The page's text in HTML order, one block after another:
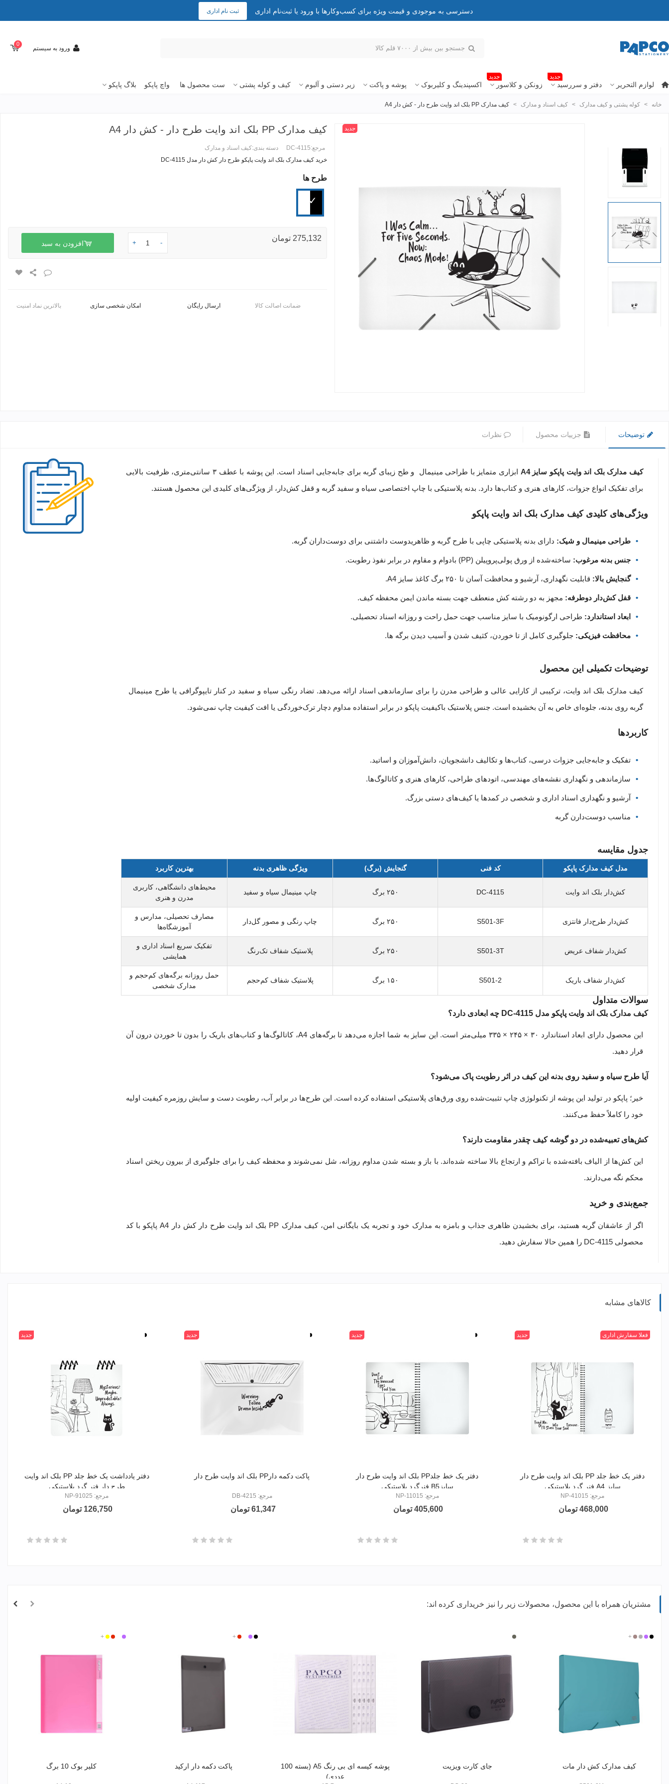
دسترسی به موجودی و قیمت ویژه برای کسب‌وکارها با ورود یا ثبت‌نام اداری ثبت نام اداری
ورود به سیستم
0
لوازم التحریر دفتر و سررسید
جدید
زونکن و کلاسور
جدید
اکسپندینگ و کلیربوک پوشه و پاکت زیر دستی و آلبوم کیف و کوله پشتی ست محصول ها واچ پاپکو بلاگ پاپکو
خانه > کوله پشتی و کیف مدارک > کیف اسناد و مدارک > کیف مدارک PP بلک اند وایت طرح دار - کش دار A4
جدید کیف مدارک PP بلک اند وایت طرح دار - کش دار A4
مرجع:DC-4115 دسته بندی:کیف اسناد و مدارک
خرید کیف مدارک بلک اند وایت پاپکو طرح دار کش دار مدل DC-4115
ادامه مطلب +
طرح ها
مشکی
275,132 تومان
-
+ افزودن به سبد
ضمانت اصالت کالا ارسال رایگان امکان شخصی سازی بالاترین نماد امنیت
توضیحات جزییات محصول نظرات
کیف مدارک بلک اند وایت پاپکو سایز A4
ابزاری متمایز با طراحی مینیمال و طح زیبای گربه برای جابه‌جایی اسناد است. این پوشه با عطف ۳ سانتی‌متری، ظرفیت بالایی
برای تفکیک انواع جزوات، کارهای هنری و کتاب‌ها دارد. بدنه پلاستیکی با چاپ اختصاصی سیاه و سفید گربه و قفل کش‌دار، از ویژگی‌های کلیدی این محصول هستند.
ویژگی‌های کلیدی کیف مدارک بلک اند وایت پاپکو
طراحی مینیمال و شیک: دارای بدنه پلاستیکی چاپی با طرح گربه و ظاهریدوست داشتنی برای دوست‌داران گربه.
جنس بدنه مرغوب: ساخته‌شده از ورق پولی‌پروپیلن (PP) بادوام و مقاوم در برابر نفوذ رطوبت.
گنجایش بالا: قابلیت نگهداری، آرشیو و محافظت آسان تا ۲۵۰ برگ کاغذ سایز A4.
قفل کش‌دار دوطرفه: مجهز به دو رشته کش منعطف جهت بسته ماندن ایمن محفظه کیف.
ابعاد استاندارد: طراحی ارگونومیک با سایز مناسب جهت حمل راحت و روزانه اسناد تحصیلی.
محافظت فیزیکی: جلوگیرى کامل از تا خوردن، کثیف شدن و آسیب دیدن برگه ها.
توضیحات تکمیلی این محصول
کیف مدارک بلک اند وایت، ترکیبی از کارایی عالی و طراحی مدرن را برای سازماندهی اسناد ارائه می‌دهد. تضاد رنگی سیاه و سفید در کنار تایپوگرافی یا طرح‌ مینیمال
گربه روی بدنه، جلوه‌ای خاص به آن بخشیده است. جنس پلاستیک باکیفیت پاپکو در برابر استفاده مداوم دچار ترک‌خوردگی یا افت کیفیت چاپ نمی‌شود.
کاربردها
تفکیک و جابه‌جایی جزوات درسی، کتاب‌ها و تکالیف دانشجویان، دانش‌آموزان و اساتید.
سازماندهی و نگهداری نقشه‌های مهندسی، اتودهای طراحی، کارهای هنری و کاتالوگ‌ها.
آرشیو و نگهداری اسناد اداری و شخصی در کمدها یا کیف‌های دستی بزرگ.
مناسب دوست‌دارن گربه
جدول مقایسه
مدل کیف مدارک پاپکو کد فنی گنجایش (برگ) ویژگی ظاهری بدنه بهترین کاربرد
کش‌دار بلک اند وایت DC-4115 ۲۵۰ برگ چاپ مینیمال سیاه و سفید
محیط‌های دانشگاهی، کاربری
مدرن و هنری
کش‌دار طرح‌دار فانتزی S501-3F ۲۵۰ برگ چاپ رنگی و مصور گل‌دار
مصارف تحصیلی، مدارس و
آموزشگاه‌ها
کش‌دار شفاف عریض S501-3T ۲۵۰ برگ پلاستیک شفاف تک‌رنگ
تفکیک سریع اسناد اداری و
همایشی
کش‌دار شفاف باریک S501-2 ۱۵۰ برگ پلاستیک شفاف کم‌حجم
حمل روزانه برگه‌های کم‌حجم و
مدارک شخصی
سوالات متداول
کیف مدارک بلک اند وایت پاپکو مدل DC-4115 چه ابعادی دارد؟
این محصول دارای ابعاد استاندارد ۳۰ × ۲۴۵ × ۳۳۵ میلی‌متر است. این سایز به شما اجازه می‌دهد تا برگه‌های A4، کاتالوگ‌ها و کتاب‌های باریک را بدون تا خوردن درون آن
قرار دهید.
آیا طرح سیاه و سفید روی بدنه این کیف در اثر رطوبت پاک می‌شود؟
خیر؛ پاپکو در تولید این پوشه از تکنولوژی چاپ تثبیت‌شده روی ورق‌های پلاستیکی استفاده کرده است. این طرح‌ها در برابر آب، رطوبت دست و سایش روزمره کیفیت اولیه
خود را کاملاً حفظ می‌کنند.
کش‌های تعبیه‌شده در دو گوشه کیف چقدر مقاومت دارند؟
این کش‌ها از الیاف بافته‌شده با تراکم و ارتجاع بالا ساخته شده‌اند. با باز و بسته شدن مداوم روزانه، شل نمی‌شوند و محفظه کیف را برای جلوگیری از بیرون ریختن اسناد
محکم نگه می‌دارند.
جمع‌بندی و خرید
اگر از عاشقان گربه هستید، برای بخشیدن ظاهری جذاب و بامزه به مدارک خود و تجربه یک بایگانی امن، کیف مدارک PP بلک اند وایت طرح دار کش دار A4 پاپکو با کد
محصولی DC-4115 را همین حالا سفارش دهید.
کالاهای مشابه
سفید
مشکی
جدید فعلا سفارش اداری
دفتر یک خط جلد PP بلک اند وایت طرح دار
سایز A4 فنر گرد پلاستیکی
مرجع: NP-41015
468,000 تومان
سفید جدید
دفتر یک خط جلدPP بلک اند وایت طرح دار
سایزB5 فنرگرد پلاستیکی
مرجع: NP-11015
405,600 تومان
سفید جدید
پاکت دکمه دارPP بلک اند وایت طرح دار
مرجع: DB-4215
61,347 تومان
سفید جدید
دفتر یادداشت یک خط جلد PP بلک اند وایت
طرح دار فنر گرد پلاستیکی
مرجع: NP-91025
126,750 تومان
مشتریان همراه با این محصول، محصولات زیر را نیز خریداری کرده اند:
مشکی
بنفش
نقرهگلبهی
+
کیف مدارک کش دار مات
بیدودی
جای کارت ویزیت
پوشه کیسه ای بی رنگ A5 (بسته 100
عددی)
مشکیبنفش
بیقرمز
+
پاکت دکمه دار ارکید
بنفش
بیقرمز
زرد+
کلیر بوک 10 برگ